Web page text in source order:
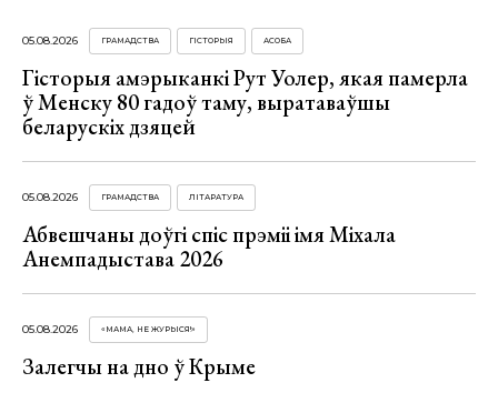
05.08.2026 ГРАМАДСТВА ГІСТОРЫЯ АСОБА
Гісторыя амэрыканкі Рут Уолер, якая памерла
ў Менску 80 гадоў таму, выратаваўшы
беларускіх дзяцей
05.08.2026 ГРАМАДСТВА ЛІТАРАТУРА
Абвешчаны доўгі спіс прэміі імя Міхала
Анемпадыстава 2026
05.08.2026 «МАМА, НЕ ЖУРЫСЯ!»
Залегчы на дно ў Крыме